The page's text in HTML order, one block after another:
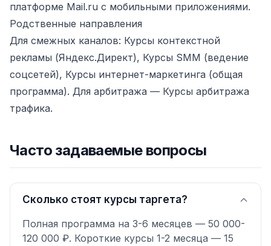
платформе Mail.ru с мобильными приложениями.
Родственные направления
Для смежных каналов: Курсы контекстной
рекламы (Яндекс.Директ), Курсы SMM (ведение
соцсетей), Курсы интернет-маркетинга (общая
программа). Для арбитража — Курсы арбитража
трафика.
Часто задаваемые вопросы
Сколько стоят курсы таргета?
Полная программа на 3-6 месяцев — 50 000-
120 000 ₽. Короткие курсы 1-2 месяца — 15